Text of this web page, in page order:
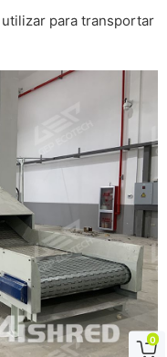
para transportar

0